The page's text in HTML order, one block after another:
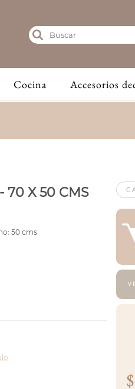
Cocina Accesorios
70 X 50 CMS
50 cms
$